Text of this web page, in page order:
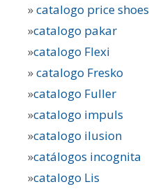
»catalogo price shoes
»catalogo pakar
»catalogo Flexi
»catalogo Fresko
»catalogo Fuller
»catalogo impuls
»catalogo ilusion
»catálogos incognita
»catalogo Lis